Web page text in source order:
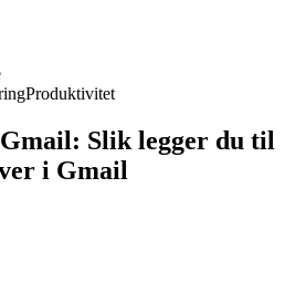
Produktivitet
Gmail: Slik legger du til
i Gmail